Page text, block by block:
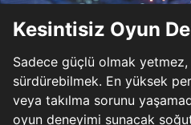
Kesintisiz Oyun
Sadece güçlü olmak
sürdürebilmek. En yüksek
veya takılma sorunu
oyun deneyimi sunacak